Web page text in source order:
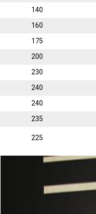
140
160
175
200
230
240
240
235
225